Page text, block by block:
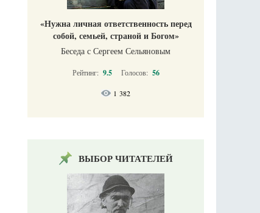
«Нужна личная ответственность перед
собой, семьей, страной и Богом»
Беседа с Сергеем Сельяновым
Рейтинг: 9.5 Голосов: 56
1 382
ВЫБОР ЧИТАТЕЛЕЙ